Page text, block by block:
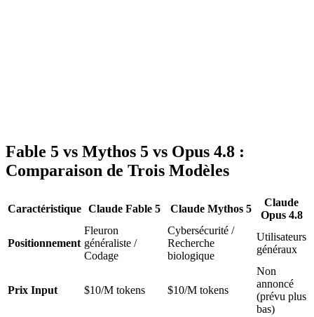
Fable 5 vs Mythos 5 vs Opus 4.8 :
Comparaison de Trois Modèles
Caractéristique Claude Fable 5 Claude Mythos 5
Claude
Opus 4.8
Positionnement
Fleuron
généraliste /
Codage
Cybersécurité /
Recherche
biologique
Utilisateurs
généraux
Prix Input $10/M tokens $10/M tokens
Non
annoncé
(prévu plus
bas)